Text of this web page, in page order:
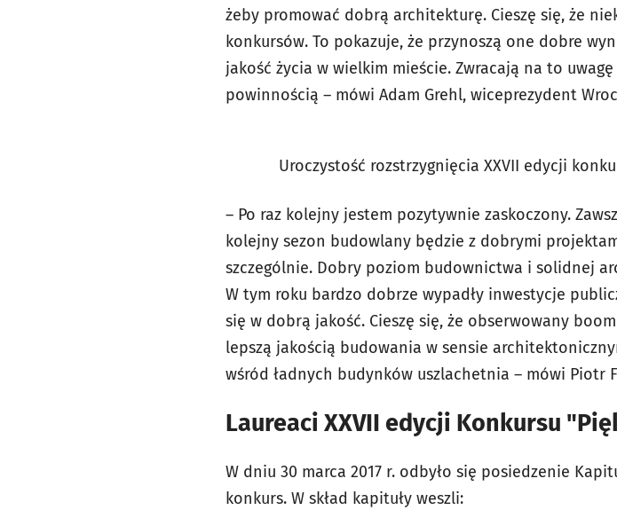
żeby promować dobrą architekturę. Cieszę się, że
konkursów. To pokazuje, że przynoszą one dobre
jakość życia w wielkim mieście. Zwracają na to
powinnością – mówi Adam Grehl, wiceprezydent
Uroczystość rozstrzygnięcia XXVII edycji
– Po raz kolejny jestem pozytywnie zaskoczony.
kolejny sezon budowlany będzie z dobrymi
szczególnie. Dobry poziom budownictwa i solidnej
W tym roku bardzo dobrze wypadły inwestycje
się w dobrą jakość. Cieszę się, że obserwowany
lepszą jakością budowania w sensie
wśród ładnych budynków uszlachetnia – mówi Piotr
Laureaci XXVII edycji Konkursu
W dniu 30 marca 2017 r. odbyło się posiedzenie
konkurs. W skład kapituły weszli: